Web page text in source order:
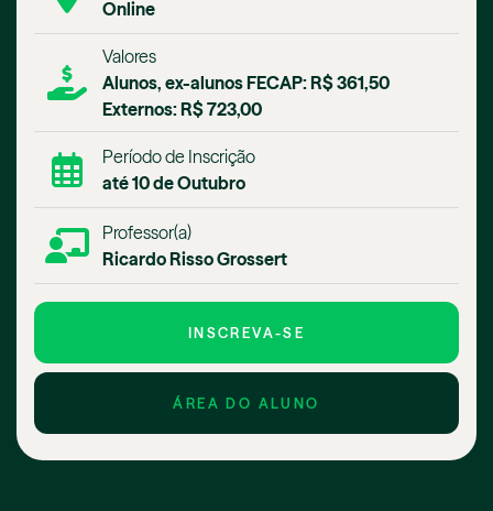
Online
Valores
Alunos, ex-alunos FECAP: R$ 361,50
Externos: R$ 723,00
Período de Inscrição
até 10 de Outubro
Professor(a)
Ricardo Risso Grossert
INSCREVA-SE
ÁREA DO ALUNO